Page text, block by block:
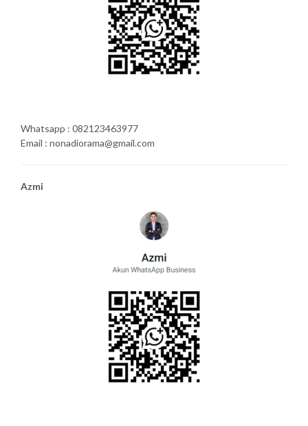
Whatsapp : 082123463977
Email : nonadiorama@gmail.com
Azmi